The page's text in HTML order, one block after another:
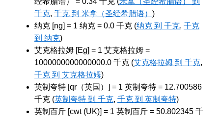
千克, 千克 到 米拿（圣经希腊语） )
纳克 [ng] = 1 纳克 = 0.0 千克 (纳克 到 千克, 千克
到 纳克)
艾克格拉姆 [Eg] = 1 艾克格拉姆 =
1000000000000000.0 千克 (艾克格拉姆 到 千克,
千克 到 艾克格拉姆)
英制夸特 [qr（英国）] = 1 英制夸特 = 12.700586
千克 (英制夸特 到 千克, 千克 到 英制夸特)
英制百斤 [cwt (UK)] = 1 英制百斤 = 50.802345 千